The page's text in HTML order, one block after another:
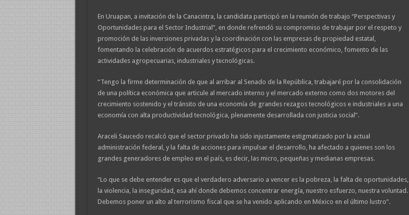
En Uruapan, a invitación de la Canacintra, la candidata participó en la reunión de trabajo “Perspectivas y
Oportunidades para el Sector Industrial”, en donde refrendó su compromiso de trabajar por el respeto y
promoción de las inversiones privadas y la coordinación con las empresas de propiedad estatal,
fomentando la celebración de acuerdos estratégicos para el crecimiento económico, fomento de las
actividades agropecuarias, industriales y tecnológicas.
“Tengo la firme determinación de que al arribar al Senado de la República, trabajaré por la consolidación
de una política económica que articule al mercado interno y el mercado externo como dos motores del
crecimiento sostenido y el tránsito de una economía de grandes rezagos tecnológicos e industriales a una
economía con alta productividad tecnológica, plenamente desarrollada con justicia social”.
Araceli Saucedo recalcó que el sector privado ha sido injustamente estigmatizado por la actual
administración federal, y la falta de acciones para impulsar el desarrollo, ha afectado a quienes son los
grandes generadores de empleo en el país, es decir, las micro, pequeñas y medianas empresas.
“Lo que se debe entender es que el verdadero adversario a vencer es la pobreza, la falta de oportunidades,
la violencia, la inseguridad, esa ahí donde debemos concentrar energía, nuestro esfuerzo, nuestra voluntad.
Debemos poner un alto al terrorismo fiscal que se ha venido aplicando en México en el último lustro”.